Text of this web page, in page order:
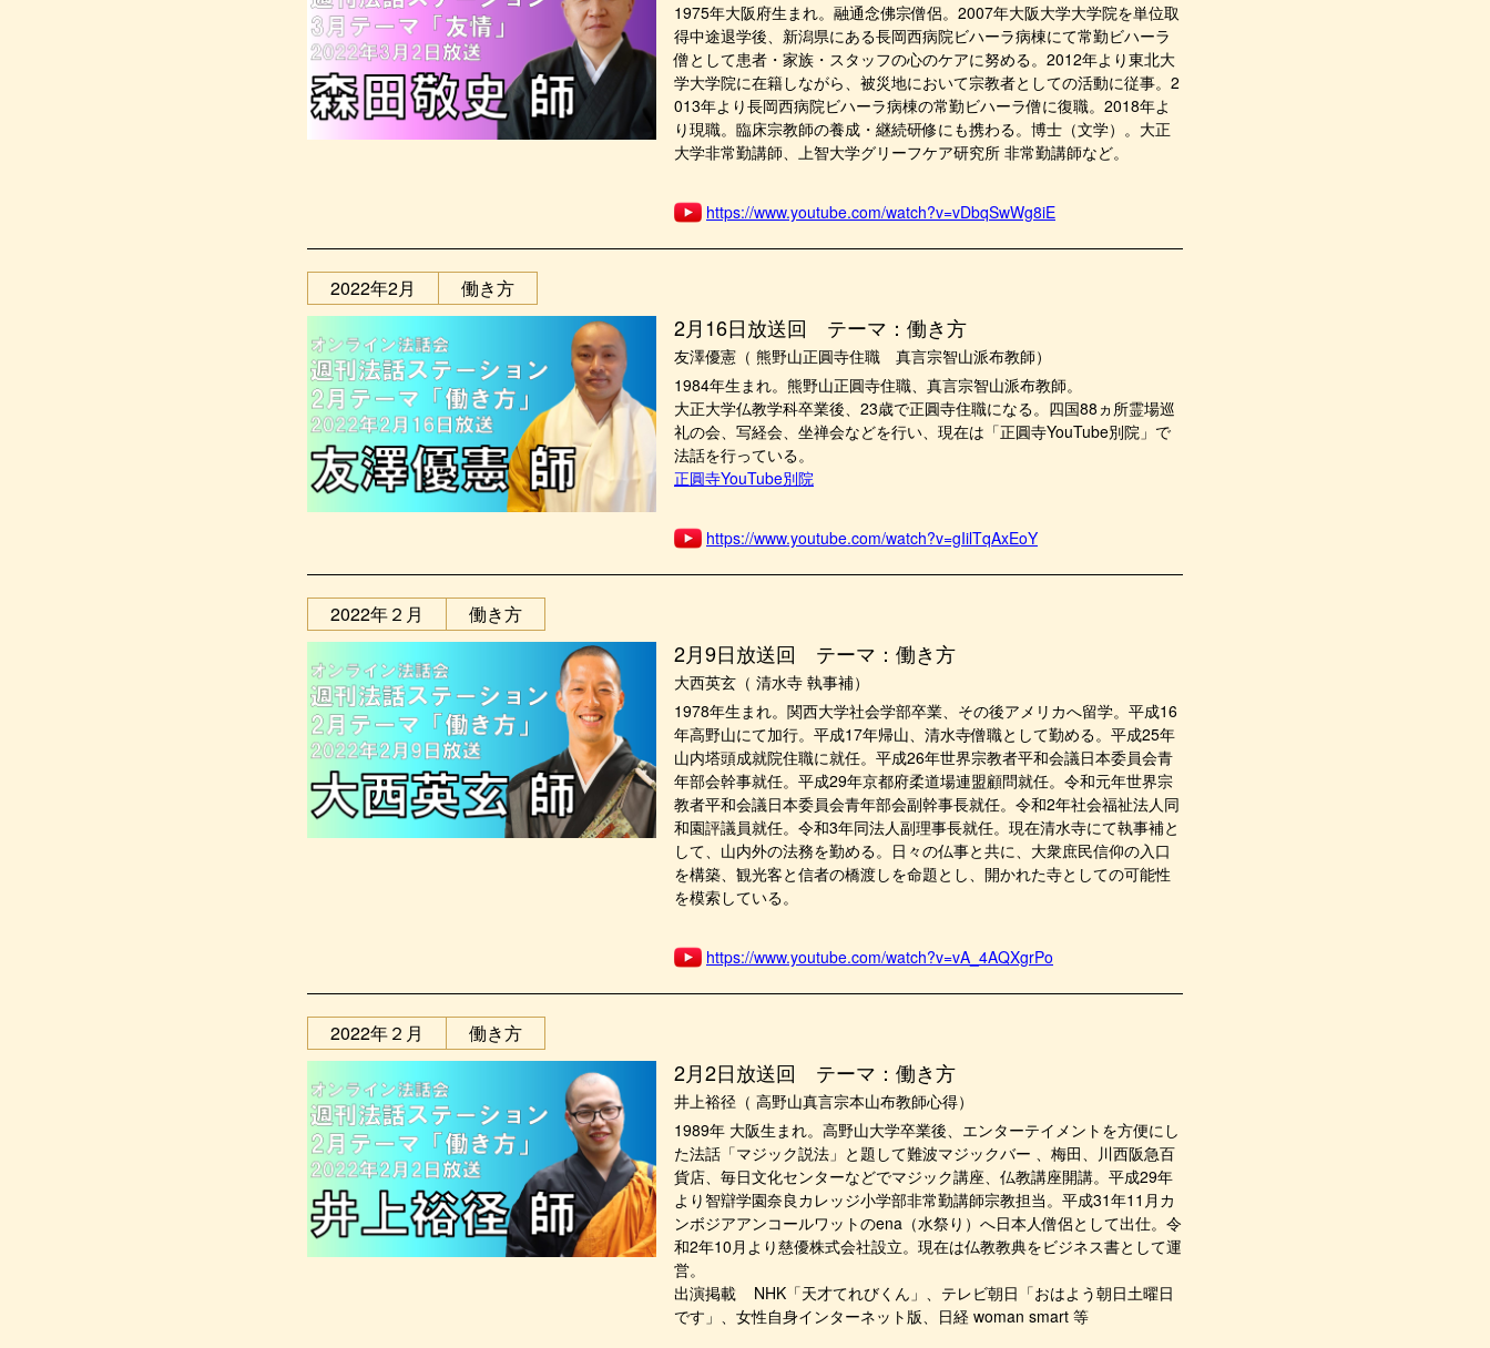
1975年大阪府生まれ。融通念佛宗僧侶。2007年大阪大学大学院を単位取
得中途退学後、新潟県にある長岡西病院ビハーラ病棟にて常勤ビハーラ
僧として患者・家族・スタッフの心のケアに努める。2012年より東北大
学大学院に在籍しながら、被災地において宗教者としての活動に従事。2
013年より長岡西病院ビハーラ病棟の常勤ビハーラ僧に復職。2018年よ
り現職。臨床宗教師の養成・継続研修にも携わる。博士（文学）。大正
大学非常勤講師、上智大学グリーフケア研究所 非常勤講師など。
https://www.youtube.com/watch?v=vDbqSwWg8iE
2022年2月 働き方
2月16日放送回 テーマ：働き方
友澤優憲（ 熊野山正圓寺住職 真言宗智山派布教師）
1984年生まれ。熊野山正圓寺住職、真言宗智山派布教師。
大正大学仏教学科卒業後、23歳で正圓寺住職になる。四国88ヵ所霊場巡
礼の会、写経会、坐禅会などを行い、現在は「正圓寺YouTube別院」で
法話を行っている。
正圓寺YouTube別院
https://www.youtube.com/watch?v=gIilTqAxEoY
2022年２月 働き方
2月9日放送回 テーマ：働き方
大西英玄（ 清水寺 執事補）
1978年生まれ。関西大学社会学部卒業、その後アメリカへ留学。平成16
年高野山にて加行。平成17年帰山、清水寺僧職として勤める。平成25年
山内塔頭成就院住職に就任。平成26年世界宗教者平和会議日本委員会青
年部会幹事就任。平成29年京都府柔道場連盟顧問就任。令和元年世界宗
教者平和会議日本委員会青年部会副幹事長就任。令和2年社会福祉法人同
和園評議員就任。令和3年同法人副理事長就任。現在清水寺にて執事補と
して、山内外の法務を勤める。日々の仏事と共に、大衆庶民信仰の入口
を構築、観光客と信者の橋渡しを命題とし、開かれた寺としての可能性
を模索している。
https://www.youtube.com/watch?v=vA_4AQXgrPo
2022年２月 働き方
2月2日放送回 テーマ：働き方
井上裕径（ 高野山真言宗本山布教師心得）
1989年 大阪生まれ。高野山大学卒業後、エンターテイメントを方便にし
た法話「マジック説法」と題して難波マジックバー 、梅田、川西阪急百
貨店、毎日文化センターなどでマジック講座、仏教講座開講。平成29年
より智辯学園奈良カレッジ小学部非常勤講師宗教担当。平成31年11月カ
ンボジアアンコールワットのena（水祭り）へ日本人僧侶として出仕。令
和2年10月より慈優株式会社設立。現在は仏教教典をビジネス書として運
営。
出演掲載 NHK「天才てれびくん」、テレビ朝日「おはよう朝日土曜日
です」、女性自身インターネット版、日経 woman smart 等